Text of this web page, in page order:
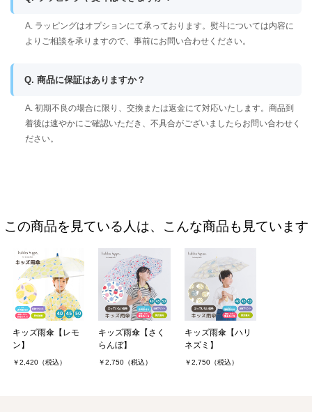
A. ラッピングはオプションにて承っております。熨斗については内容に
よりご相談を承りますので、事前にお問い合わせください。
Q. 商品に保証はありますか？
A. 初期不良の場合に限り、交換または返金にて対応いたします。商品到
着後は速やかにご確認いただき、不具合がございましたらお問い合わせく
ださい。
この商品を見ている人は、こんな商品も見ています
キッズ雨傘【レモ
ン】
￥2,420（税込）
キッズ雨傘【さく
らんぼ】
￥2,750（税込）
キッズ雨傘【ハリ
ネズミ】
￥2,750（税込）